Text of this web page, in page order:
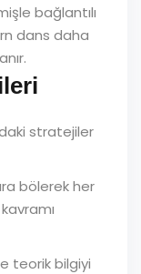
bağlantılı
dans daha
stratejiler
bölerek her
teorik bilgiyi